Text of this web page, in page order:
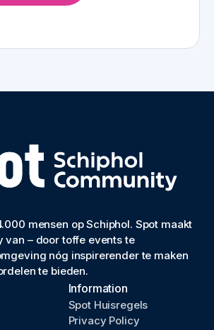
mensen op Schiphol. Spot maakt
van – door toffe events te
nóg inspirerender te maken
te bieden.
Information
Spot Huisregels
Privacy Policy